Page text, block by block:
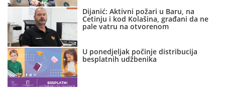
Dijanić: Aktivni požari u Baru, na
Cetinju i kod Kolašina, građani da ne
pale vatru na otvorenom
U ponedjeljak počinje distribucija
besplatnih udžbenika